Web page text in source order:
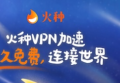
支持 [0] 反对[0]